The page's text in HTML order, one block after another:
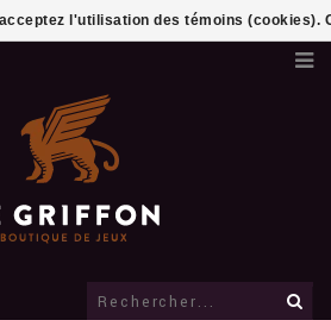
l'utilisation des témoins